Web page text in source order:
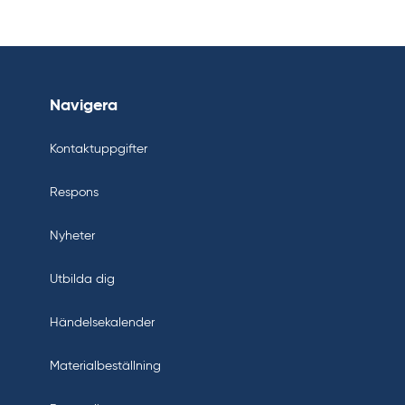
Navigera
Kontaktuppgifter
Respons
Nyheter
Utbilda dig
Händelsekalender
Materialbeställning